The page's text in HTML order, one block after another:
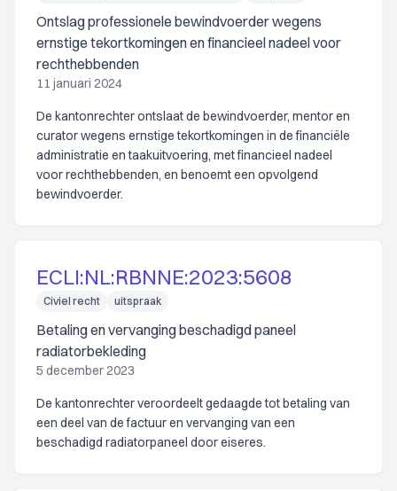
Ontslag professionele bewindvoerder wegens
ernstige tekortkomingen en financieel nadeel voor
rechthebbenden
11 januari 2024
De kantonrechter ontslaat de bewindvoerder, mentor en
curator wegens ernstige tekortkomingen in de financiële
administratie en taakuitvoering, met financieel nadeel
voor rechthebbenden, en benoemt een opvolgend
bewindvoerder.
ECLI:NL:RBNNE:2023:5608
Civiel recht uitspraak
Betaling en vervanging beschadigd paneel
radiatorbekleding
5 december 2023
De kantonrechter veroordeelt gedaagde tot betaling van
een deel van de factuur en vervanging van een
beschadigd radiatorpaneel door eiseres.